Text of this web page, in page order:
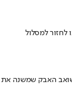
למסלול
האבק שמשנה את